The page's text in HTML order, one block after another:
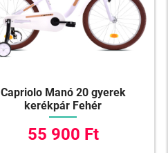
Capriolo Manó 20 gyerek
kerékpár Fehér
55 900 Ft